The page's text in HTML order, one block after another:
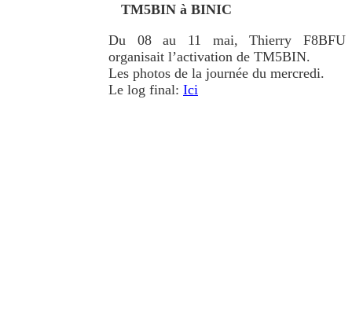
TM5BIN à BINIC
Du 08 au 11 mai, Thierry F8BFU
organisait l’activation de TM5BIN.
Les photos de la journée du mercredi.
Le log final: Ici